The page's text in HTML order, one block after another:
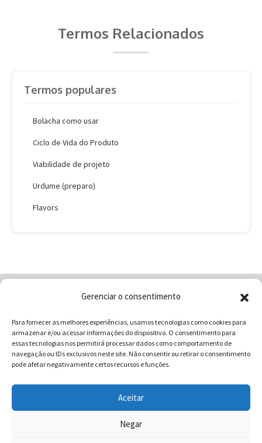
Gerenciar o consentimento
Para fornecer as melhores experiências, usamos tecnologias como cookies para
armazenar e/ou acessar informações do dispositivo. O consentimento para
essas tecnologias nos permitirá processar dados como comportamento de
navegação ou IDs exclusivos neste site. Não consentir ou retirar o consentimento
pode afetar negativamente certos recursos e funções.
Aceitar
Negar
Termos Relacionados
Termos populares
Bolacha como usar
Ciclo de Vida do Produto
Viabilidade de projeto
Urdume (preparo)
Flavors
Contatos
Receitas
Blog
Vocabulário da Gastronomia
COMUNICAR - Comunicação e Marketing | CNPJ:
03.013.350/0001-80 | Rua 82 Nº99 Qd. F13 Lt. 13 Sala 01 - Setor